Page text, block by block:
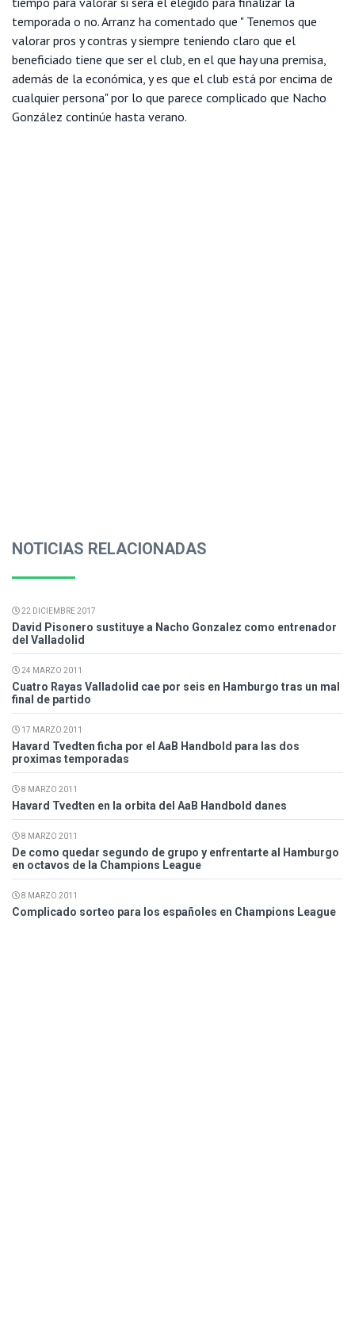
temporada o no. Arranz ha comentado que " Tenemos que
valorar pros y contras y siempre teniendo claro que el
beneficiado tiene que ser el club, en el que hay una premisa,
además de la económica, y es que el club está por encima de
cualquier persona" por lo que parece complicado que Nacho
González continúe hasta verano.
NOTICIAS RELACIONADAS
22 DICIEMBRE 2017
David Pisonero sustituye a Nacho Gonzalez como entrenador
del Valladolid
24 MARZO 2011
Cuatro Rayas Valladolid cae por seis en Hamburgo tras un mal
final de partido
17 MARZO 2011
Havard Tvedten ficha por el AaB Handbold para las dos
proximas temporadas
8 MARZO 2011
Havard Tvedten en la orbita del AaB Handbold danes
8 MARZO 2011
De como quedar segundo de grupo y enfrentarte al Hamburgo
en octavos de la Champions League
8 MARZO 2011
Complicado sorteo para los españoles en Champions League